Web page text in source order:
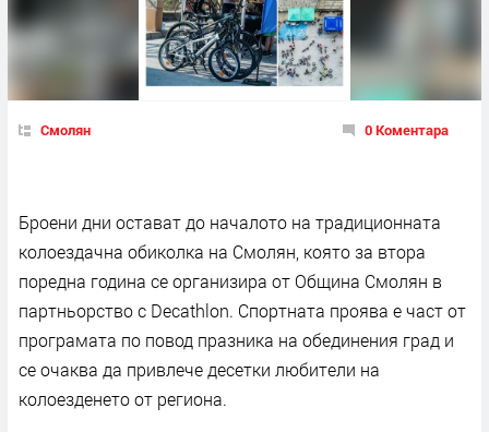
Смолян 0 Коментара
Броени дни остават до началото на традиционната
колоездачна обиколка на Смолян, която за втора
поредна година се организира от Община Смолян в
партньорство с Decathlon. Спортната проява е част от
програмата по повод празника на обединения град и
се очаква да привлече десетки любители на
колоезденето от региона.